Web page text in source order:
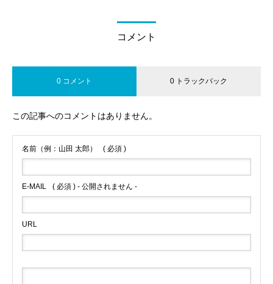
コメント
0 コメント 0 トラックバック
この記事へのコメントはありません。
名前（例：山田 太郎） ( 必須 )
E-MAIL ( 必須 ) - 公開されません -
URL